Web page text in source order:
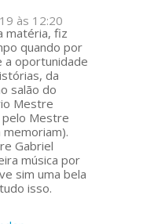
às 12:20
matéria, fiz
quando por
a oportunidade
da
salão do
Mestre
pelo Mestre
memoriam).
Gabriel
música por
sim uma bela
isso.